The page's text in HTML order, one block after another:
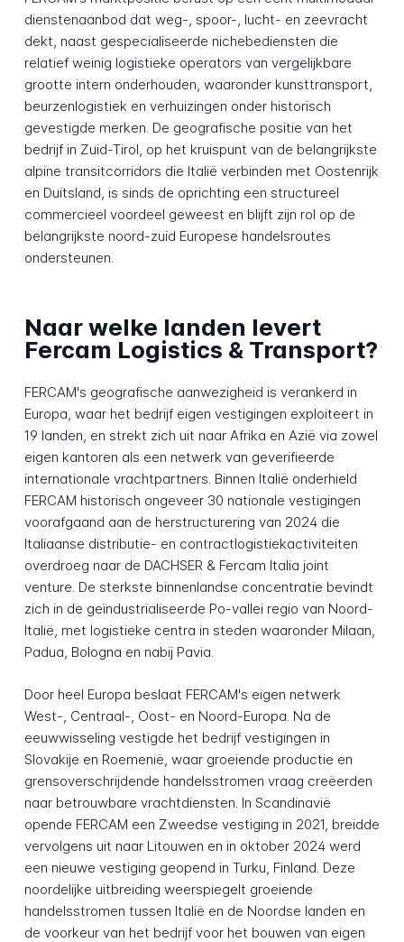
dienstenaanbod dat weg-, spoor-, lucht- en zeevracht
dekt, naast gespecialiseerde nichebediensten die
relatief weinig logistieke operators van vergelijkbare
grootte intern onderhouden, waaronder kunsttransport,
beurzenlogistiek en verhuizingen onder historisch
gevestigde merken. De geografische positie van het
bedrijf in Zuid-Tirol, op het kruispunt van de belangrijkste
alpine transitcorridors die Italië verbinden met Oostenrijk
en Duitsland, is sinds de oprichting een structureel
commercieel voordeel geweest en blijft zijn rol op de
belangrijkste noord-zuid Europese handelsroutes
ondersteunen.
Naar welke landen levert
Fercam Logistics & Transport?
FERCAM's geografische aanwezigheid is verankerd in
Europa, waar het bedrijf eigen vestigingen exploiteert in
19 landen, en strekt zich uit naar Afrika en Azië via zowel
eigen kantoren als een netwerk van geverifieerde
internationale vrachtpartners. Binnen Italië onderhield
FERCAM historisch ongeveer 30 nationale vestigingen
voorafgaand aan de herstructurering van 2024 die
Italiaanse distributie- en contractlogistiekactiviteiten
overdroeg naar de DACHSER & Fercam Italia joint
venture. De sterkste binnenlandse concentratie bevindt
zich in de geïndustrialiseerde Po-vallei regio van Noord-
Italië, met logistieke centra in steden waaronder Milaan,
Padua, Bologna en nabij Pavia.
Door heel Europa beslaat FERCAM's eigen netwerk
West-, Centraal-, Oost- en Noord-Europa. Na de
eeuwwisseling vestigde het bedrijf vestigingen in
Slovakije en Roemenië, waar groeiende productie en
grensoverschrijdende handelsstromen vraag creëerden
naar betrouwbare vrachtdiensten. In Scandinavië
opende FERCAM een Zweedse vestiging in 2021, breidde
vervolgens uit naar Litouwen en in oktober 2024 werd
een nieuwe vestiging geopend in Turku, Finland. Deze
noordelijke uitbreiding weerspiegelt groeiende
handelsstromen tussen Italië en de Noordse landen en
de voorkeur van het bedrijf voor het bouwen van eigen